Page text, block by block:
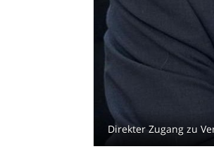
Direkter Zugang zu